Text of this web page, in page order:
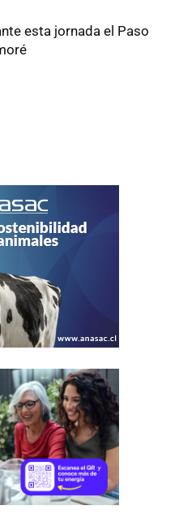
esta jornada el Paso